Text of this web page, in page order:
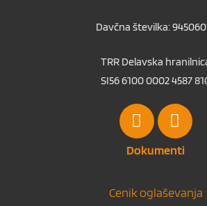
Davčna številka:
TRR Delavska
SI56 6100 0002 4587
Dokumenti
Cenik oglaševanja